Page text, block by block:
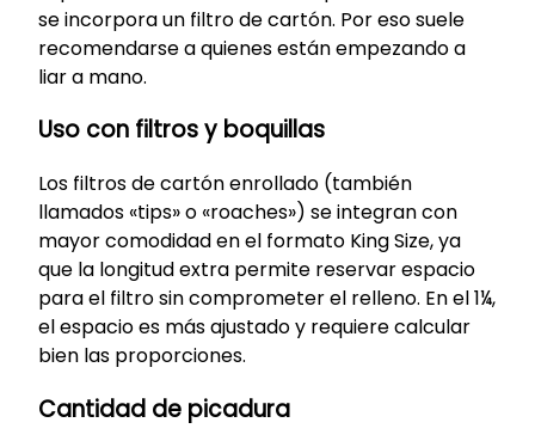
se incorpora un filtro de cartón. Por eso suele
recomendarse a quienes están empezando a
liar a mano.
Uso con filtros y boquillas
Los filtros de cartón enrollado (también
llamados «tips» o «roaches») se integran con
mayor comodidad en el formato King Size, ya
que la longitud extra permite reservar espacio
para el filtro sin comprometer el relleno. En el 1¼,
el espacio es más ajustado y requiere calcular
bien las proporciones.
Cantidad de picadura